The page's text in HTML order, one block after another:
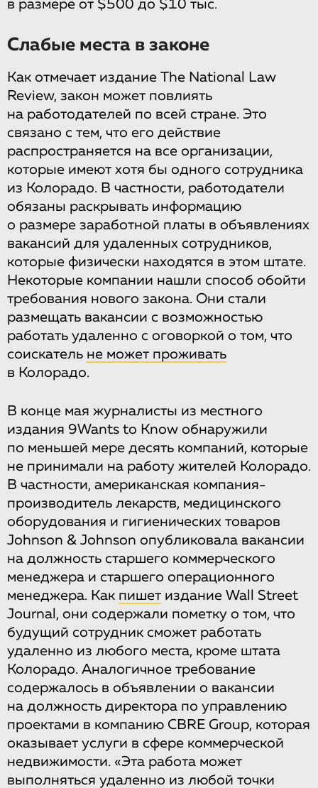
в размере от $500 до $10 тыс.
Слабые места в законе
Как отмечает издание The National Law
Review, закон может повлиять
на работодателей по всей стране. Это
связано с тем, что его действие
распространяется на все организации,
которые имеют хотя бы одного сотрудника
из Колорадо. В частности, работодатели
обязаны раскрывать информацию
о размере заработной платы в объявлениях
вакансий для удаленных сотрудников,
которые физически находятся в этом штате.
Некоторые компании нашли способ обойти
требования нового закона. Они стали
размещать вакансии с возможностью
работать удаленно с оговоркой о том, что
соискатель не может проживать
в Колорадо.
В конце мая журналисты из местного
издания 9Wants to Know обнаружили
по меньшей мере десять компаний, которые
не принимали на работу жителей Колорадо.
В частности, американская компания-
производитель лекарств, медицинского
оборудования и гигиенических товаров
Johnson & Johnson опубликовала вакансии
на должность старшего коммерческого
менеджера и старшего операционного
менеджера. Как пишет издание Wall Street
Journal, они содержали пометку о том, что
будущий сотрудник сможет работать
удаленно из любого места, кроме штата
Колорадо. Аналогичное требование
содержалось в объявлении о вакансии
на должность директора по управлению
проектами в компанию CBRE Group, которая
оказывает услуги в сфере коммерческой
недвижимости. «Эта работа может
выполняться удаленно из любой точки